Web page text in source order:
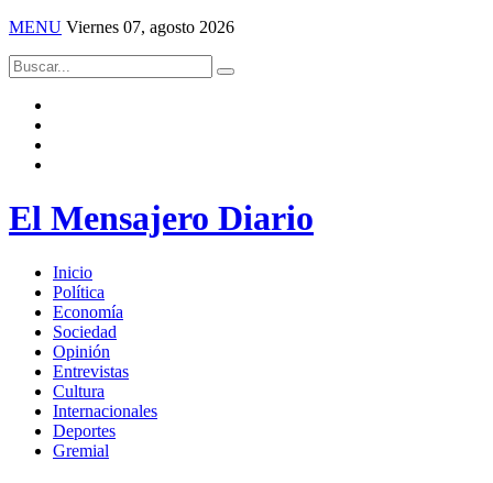
MENU Viernes 07, agosto 2026
El Mensajero Diario
Inicio
Política
Economía
Sociedad
Opinión
Entrevistas
Cultura
Internacionales
Deportes
Gremial